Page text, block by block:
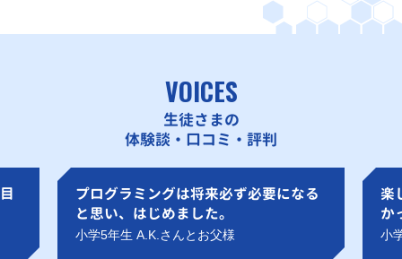
VOICES
生徒さまの
体験談・口コミ・評判
プログラミングは将来必ず必要になる
と思い、はじめました。
小学5年生 A.K.さんとお父様
楽
か
小